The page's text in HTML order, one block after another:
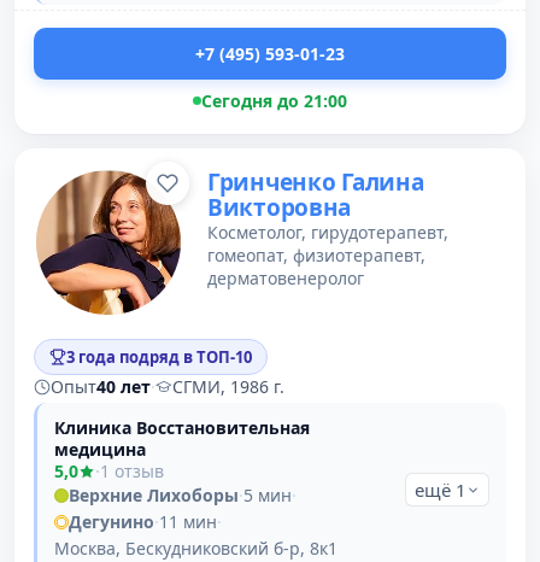
+7 (495) 593-01-23
Сегодня до 21:00
Гринченко Галина
Викторовна
Косметолог, гирудотерапевт,
гомеопат, физиотерапевт,
дерматовенеролог
3 года подряд в ТОП-10
Опыт40 лет·
СГМИ, 1986 г.
Клиника Восстановительная
медицина
5,0
·1 отзыв
Верхние Лихоборы·5 мин·
Дегунино·11 мин·
Москва, Бескудниковский б-р, 8к1
ещё 1